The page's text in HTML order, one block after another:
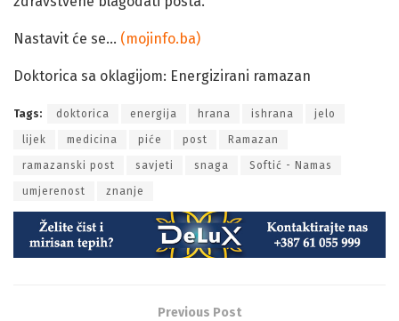
Nastavit će se… (mojinfo.ba)
Doktorica sa oklagijom: Energizirani ramazan
Tags: doktorica energija hrana ishrana jelo
lijek medicina piće post Ramazan
ramazanski post savjeti snaga Softić - Namas
umjerenost znanje
Previous Post